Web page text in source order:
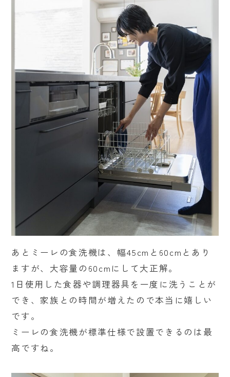
あとミーレの食洗機は、幅45cmと60cmとあり
ますが、大容量の60cmにして大正解。
1日使用した食器や調理器具を一度に洗うことが
でき、家族との時間が増えたので本当に嬉しい
です。
ミーレの食洗機が標準仕様で設置できるのは最
高ですね。